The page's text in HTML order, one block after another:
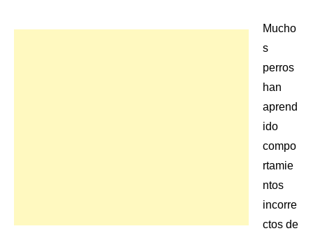
Mucho
s
perros
han
aprend
ido
compo
rtamie
ntos
incorre
ctos de